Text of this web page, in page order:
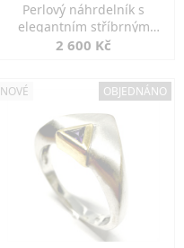
Perlový náhrdelník s
elegantním stříbrným
zapínáním
2 600 Kč
NOVÉ OBJEDNÁNO